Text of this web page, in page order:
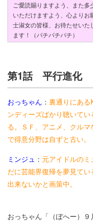
ご愛読賜りますよう、また
いただけますよう、心より
士淑女の皆様、 お待たせいた
ます！（パチパチパチ）
第1話 平行進化
おっちゃん ： 裏通りにある
ンディーズばかり聴いて
る。ＳＦ、アニメ、クル
で得意分野は自ずと古い。
ミンジュ ： 元アイドルの
だに芸能界復帰を夢見て
出来ないかと画策中。
おっちゃん「（ぼへー）９